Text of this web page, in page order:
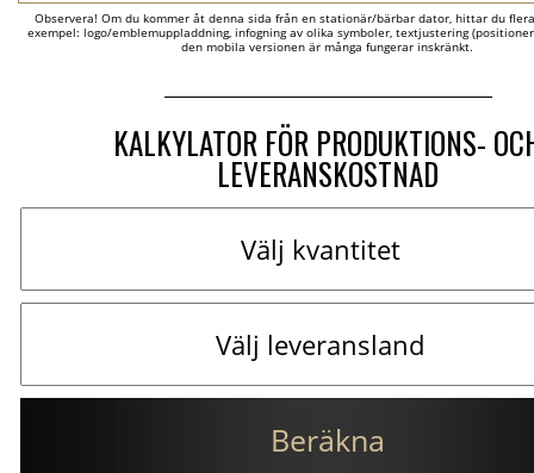
Observera! Om du kommer åt denna sida från en stationär/bärbar dator, hittar du
exempel: logo/emblemuppladdning, infogning av olika symboler, textjustering
den mobila versionen är många fungerar inskränkt.
KALKYLATOR FÖR PRODUKTIONS-
LEVERANSKOSTNAD
Beräkna